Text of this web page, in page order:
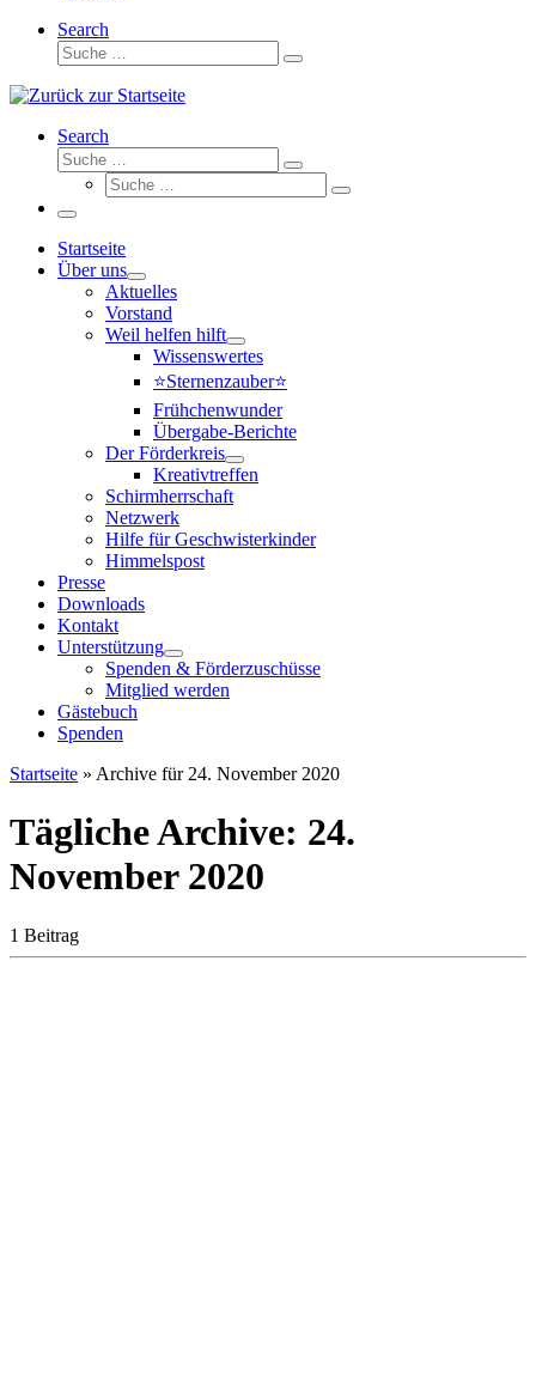
Search
Suche
Suche
Search
Suche
Suche
Suche
Suche
Menü
Startseite
Über uns
Aktuelles
Vorstand
Weil helfen hilft
Wissenswertes
⭐Sternenzauber⭐
Frühchenwunder
Übergabe-Berichte
Der Förderkreis
Kreativtreffen
Schirmherrschaft
Netzwerk
Hilfe für Geschwisterkinder
Himmelspost
Presse
Downloads
Kontakt
Unterstützung
Spenden & Förderzuschüsse
Mitglied werden
Gästebuch
Spenden
Startseite » Archive für 24. November 2020
Tägliche Archive: 24.
November 2020
1 Beitrag